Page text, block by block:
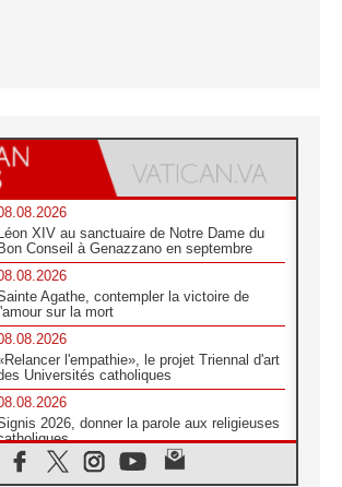
Léon XIV au sanctuaire de Notre Dame du
Bon Conseil à Genazzano en septembre
Agathe, contempler la victoire de
l'amour sur la mort
l'empathie», le projet Triennal d'art
Universités catholiques
2026, donner la parole aux religieuses
08.08.2026